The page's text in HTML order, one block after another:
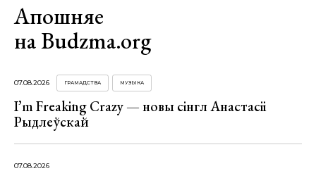
Апошняе
на Budzma.org
07.08.2026 ГРАМАДСТВА МУЗЫКА
I’m Freaking Crazy — новы сінгл Анастасіі
Рыдлеўскай
07.08.2026